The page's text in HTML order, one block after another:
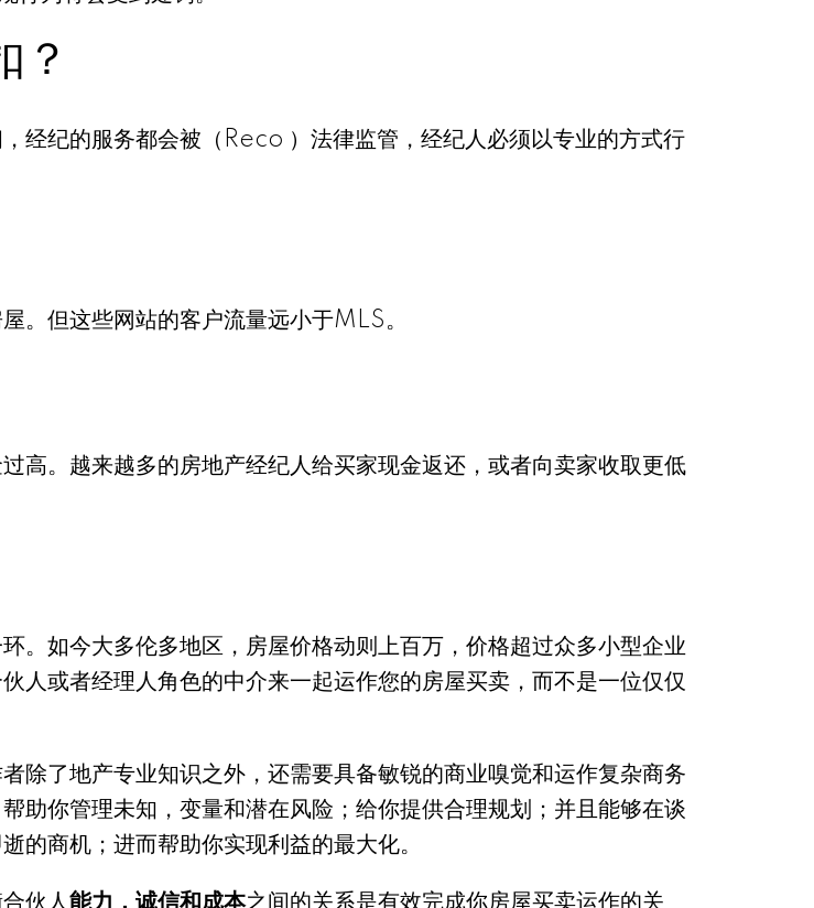
？
经纪的服务都会被（Reco ）法律监管，经纪人必须以专业的方式行
。但这些网站的客户流量远小于MLS。
高。越来越多的房地产经纪人给买家现金返还，或者向卖家收取更低
。如今大多伦多地区，房屋价格动则上百万，价格超过众多小型企业
人或者经理人角色的中介来一起运作您的房屋买卖，而不是一位仅仅
除了地产专业知识之外，还需要具备敏锐的商业嗅觉和运作复杂商务
助你管理未知，变量和潜在风险；给你提供合理规划；并且能够在谈
的商机；进而帮助你实现利益的最大化。
伙人能力，诚信和成本之间的关系是有效完成你房屋买卖运作的关